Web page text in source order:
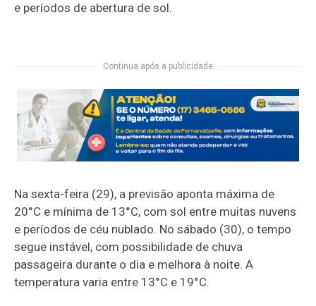
e períodos de abertura de sol.
Continua após a publicidade
Na sexta-feira (29), a previsão aponta máxima de
20°C e mínima de 13°C, com sol entre muitas nuvens
e períodos de céu nublado. No sábado (30), o tempo
segue instável, com possibilidade de chuva
passageira durante o dia e melhora à noite. A
temperatura varia entre 13°C e 19°C.